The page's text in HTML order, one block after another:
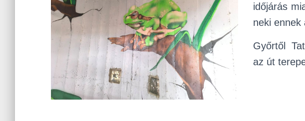
időjárás
neki ennek
Győrtől
az út